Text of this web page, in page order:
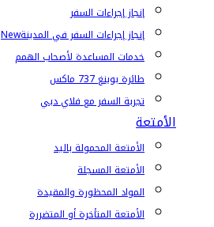
إنجاز إجراءات السفر
إنجاز إجراءات السفر في المدينةNew
خدمات المساعدة لأصحاب الهمم
طائرة بوينغ 737 ماكس
تجربة السفر مع فلاي دبي
الأمتعة
الأمتعة المحمولة باليد
الأمتعة المسجلة
المواد المحظورة والمقيدة
الأمتعة المتأخرة أو المتضررة